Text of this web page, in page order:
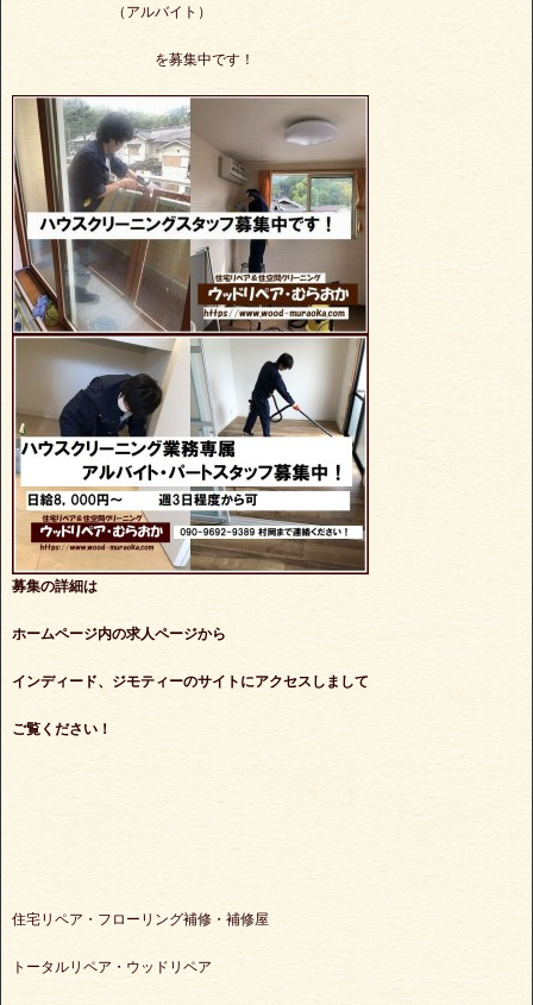
（アルバイト）
を募集中です！
募集の詳細は
ホームページ内の求人ページから
インディード、ジモティーのサイトにアクセスしまして
ご覧ください！
住宅リペア・フローリング補修・補修屋
トータルリペア・ウッドリペア